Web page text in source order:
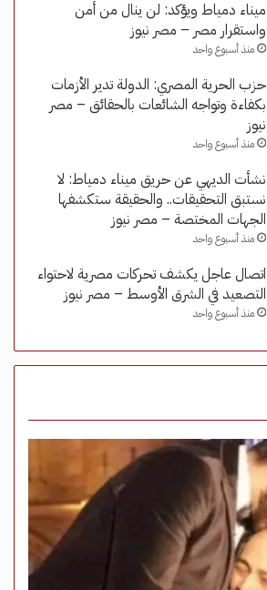
ميناء دمياط ويؤكد: لن ينال من أمن
واستقرار مصر – مصر نيوز
منذ أسبوع واحد
حزب الحرية المصري: الدولة تدير الأزمات
بكفاءة وتواجه الشائعات بالحقائق – مصر
نيوز
منذ أسبوع واحد
نشأت الديهي عن حريق ميناء دمياط: لا
نستبق التحقيقات.. والحقيقة ستكشفها
الجهات المختصة – مصر نيوز
منذ أسبوع واحد
اتصال عاجل يكشف تحركات مصرية لاحتواء
التصعيد في الشرق الأوسط – مصر نيوز
منذ أسبوع واحد